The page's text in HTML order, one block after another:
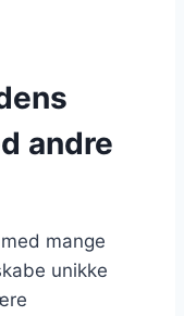
andre
mange
unikke